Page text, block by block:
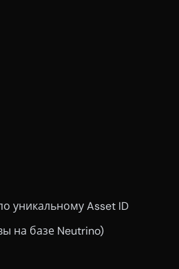
уникальному Asset ID
на базе Neutrino)